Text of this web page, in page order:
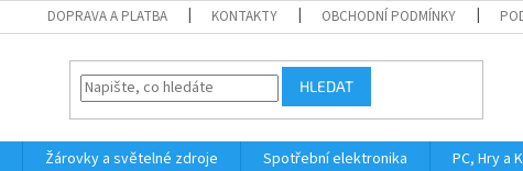
DOPRAVA A PLATBA KONTAKTY OBCHODNÍ PODMÍNKY
HLEDAT
Žárovky a světelné zdroje Spotřební elektronika PC, Hry a